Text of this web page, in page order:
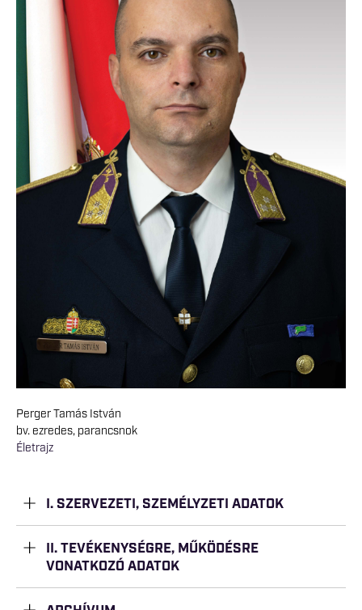
Perger Tamás István
bv. ezredes, parancsnok
Életrajz
I. SZERVEZETI, SZEMÉLYZETI ADATOK
II. TEVÉKENYSÉGRE, MŰKÖDÉSRE
VONATKOZÓ ADATOK